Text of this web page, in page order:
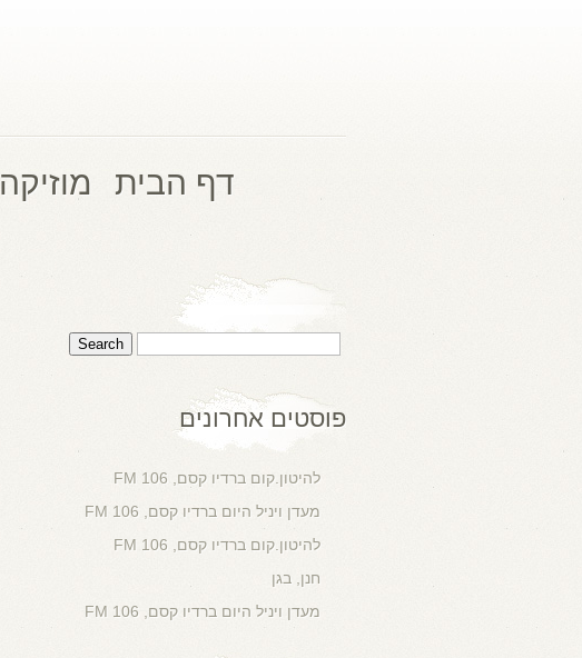
דף הבית מוזיקה
פוסטים אחרונים
להיטון.קום ברדיו קסם, 106 FM
מעדן ויניל היום ברדיו קסם, 106 FM
להיטון.קום ברדיו קסם, 106 FM
חנן, בגן
מעדן ויניל היום ברדיו קסם, 106 FM